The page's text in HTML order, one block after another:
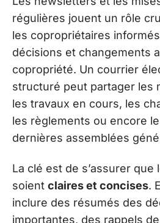
régulières jouent un rôle
les copropriétaires
décisions et changements
copropriété. Un courrier
structuré peut partager les
les travaux en cours, les
les règlements ou encore
dernières assemblées
La clé est de s’assurer
soient claires et concises.
inclure des résumés des
importantes, des rappels